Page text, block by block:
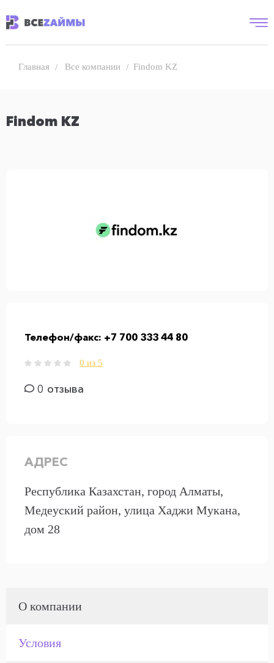
Главная Все компании Findom KZ
Findom KZ
Телефон/факс: +7 700 333 44 80
0 из 5
0 отзыва
АДРЕС
Республика Казахстан, город Алматы,
Медеуский район, улица Хаджи Мукана,
дом 28
О компании
Условия